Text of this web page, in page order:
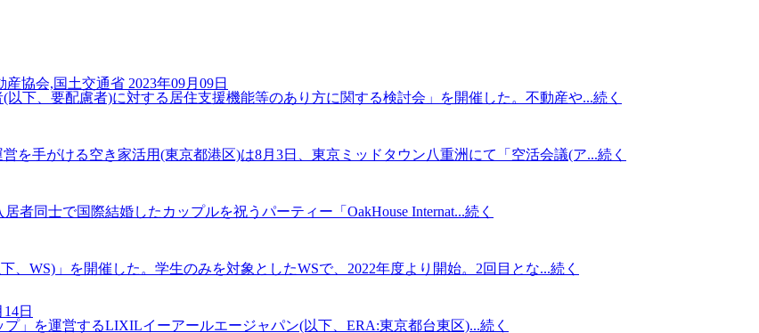
産協会,国土交通省 2023年09月09日
下、要配慮者)に対する居住支援機能等のあり方に関する検討会」を開催した。不動産や...続く
手がける空き家活用(東京都港区)は8月3日、東京ミッドタウン八重洲にて「空活会議(ア...続く
同士で国際結婚したカップルを祝うパーティー「OakHouse Internat...続く
WS)」を開催した。学生のみを対象としたWSで、2022年度より開始。2回目とな...続く
日
」を運営するLIXILイーアールエージャパン(以下、ERA:東京都台東区)...続く